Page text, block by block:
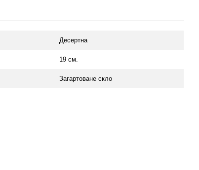
Десертна
19 см.
Загартоване скло